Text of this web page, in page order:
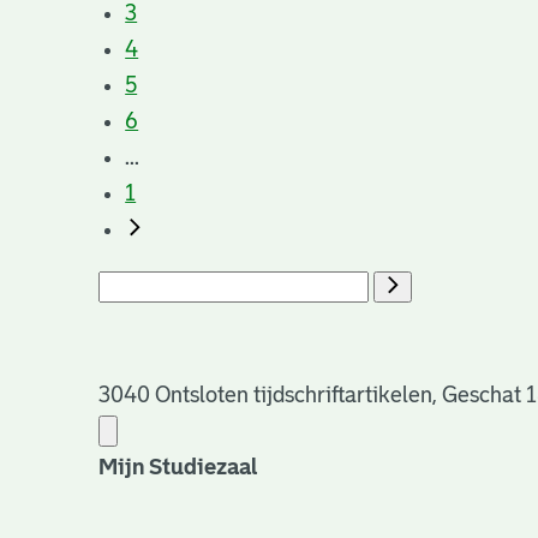
3
4
5
6
...
1
3040 Ontsloten tijdschriftartikelen, Geschat
Mijn Studiezaal